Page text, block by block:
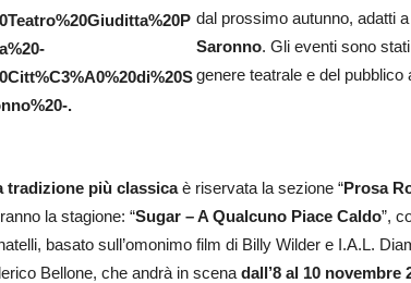
dal prossimo autunno, adatti
Saronno. Gli eventi sono
genere teatrale e del pubblico
tradizione più classicaè riservata la sezione “Prosa
la stagione: “Sugar – A Qualcuno Piace Caldo”,
basato sull’omonimo film di Billy Wilder e I.A.L.
Bellone, che andrà in scena dall’8 al 10 novembre